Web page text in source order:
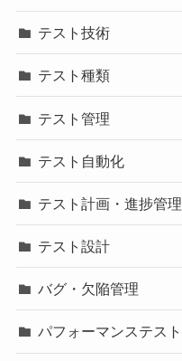
テスト技術
テスト種類
テスト管理
テスト自動化
テスト計画・進捗管理
テスト設計
バグ・欠陥管理
パフォーマンステスト